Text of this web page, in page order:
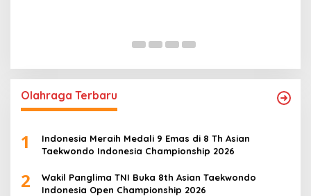
Olahraga Terbaru
1
Indonesia Meraih Medali 9 Emas di 8 Th Asian
Taekwondo Indonesia Championship 2026
2
Wakil Panglima TNI Buka 8th Asian Taekwondo
Indonesia Open Championship 2026